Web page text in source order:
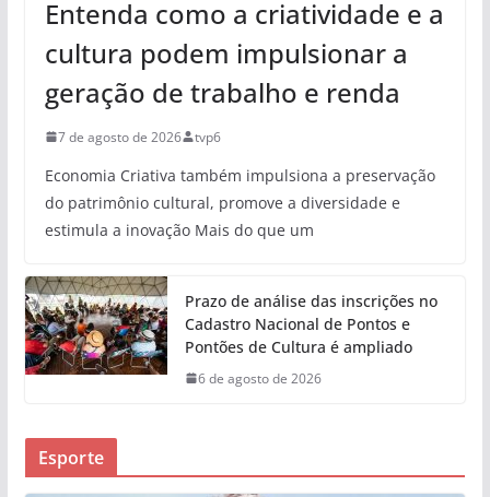
Entenda como a criatividade e a
cultura podem impulsionar a
geração de trabalho e renda
7 de agosto de 2026 tvp6
Economia Criativa também impulsiona a preservação
do patrimônio cultural, promove a diversidade e
estimula a inovação Mais do que um
Prazo de análise das inscrições no
Cadastro Nacional de Pontos e
Pontões de Cultura é ampliado
6 de agosto de 2026
Esporte